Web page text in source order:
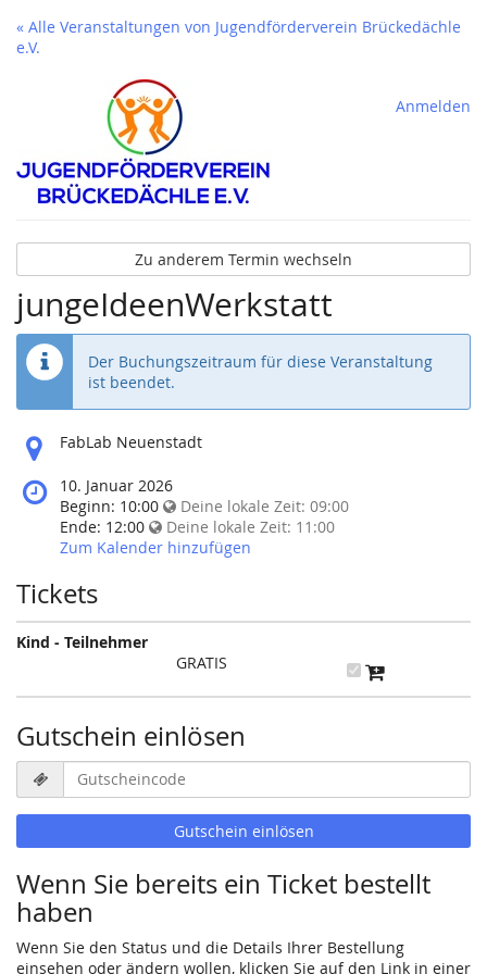
« Alle Veranstaltungen von Jugendförderverein Brückedächle
e.V.
Anmelden
Zu anderem Termin wechseln
jungeIdeenWerkstatt
Der Buchungszeitraum für diese Veranstaltung
ist beendet.
Wo
diese
Veranstaltung
statt?
FabLab Neuenstadt
Wann
findet
diese
Veranstaltung
10. Januar 2026
Beginn: 10:00 Deine lokale Zeit: 09:00
Ende: 12:00 Deine lokale Zeit: 11:00
Zum Kalender hinzufügen
Tickets
Kind - Teilnehmer
GRATIS
Gutschein einlösen
Gutscheincode
erforderlich
Gutschein einlösen
Wenn Sie bereits ein Ticket bestellt
haben
Wenn Sie den Status und die Details Ihrer Bestellung
einsehen oder ändern wollen, klicken Sie auf den Link in einer